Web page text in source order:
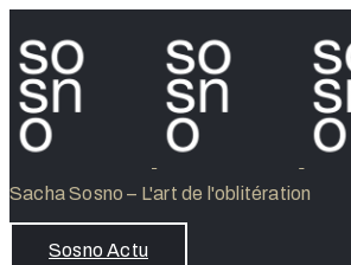
Sacha Sosno – L'art de l'oblitération
Sosno Actu